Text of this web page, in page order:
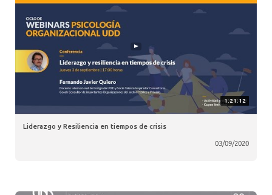
1:21:12
Liderazgo y Resiliencia en tiempos de crisis
03/09/2020